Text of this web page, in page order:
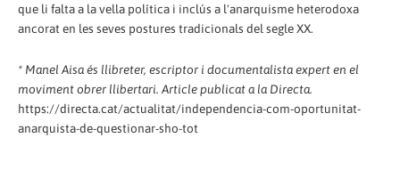
que li falta a la vella política i inclús a l'anarquisme heterodoxa
ancorat en les seves postures tradicionals del segle XX.
* Manel Aisa és llibreter, escriptor i documentalista expert en el
moviment obrer llibertari. Article publicat a la Directa.
https://directa.cat/actualitat/independencia-com-oportunitat-
anarquista-de-questionar-sho-tot